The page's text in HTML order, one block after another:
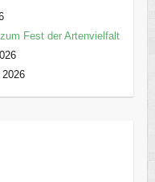
Fest der Artenvielfalt